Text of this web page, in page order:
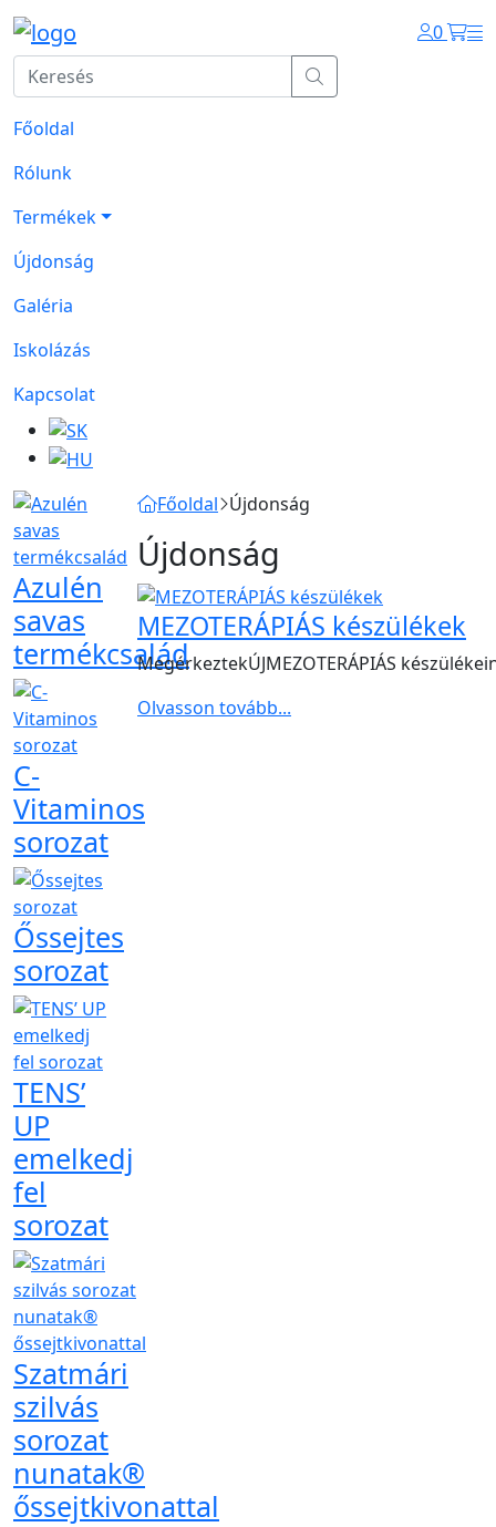
0
Főoldal
Rólunk
Termékek
Újdonság
Galéria
Iskolázás
Kapcsolat
Azulén
savas
termékcsalád
C-
Vitaminos
sorozat
Őssejtes
sorozat
TENS’
UP
emelkedj
fel
sorozat
Szatmári
szilvás
sorozat
nunatak®
őssejtkivonattal
Főoldal Újdonság
Újdonság
MEZOTERÁPIÁS készülékek
MegérkeztekÚJMEZOTERÁPIÁS
Olvasson tovább...